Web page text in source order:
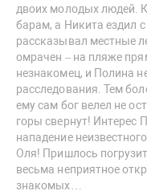
двоих молодых людей.
барам, а Никита ездил
рассказывал местные
омрачен – на пляже
незнакомец, и Полина
расследования. Тем
ему сам бог велел не
горы свернут! Интерес
нападение
Оля! Пришлось
весьма неприятное
знакомых…